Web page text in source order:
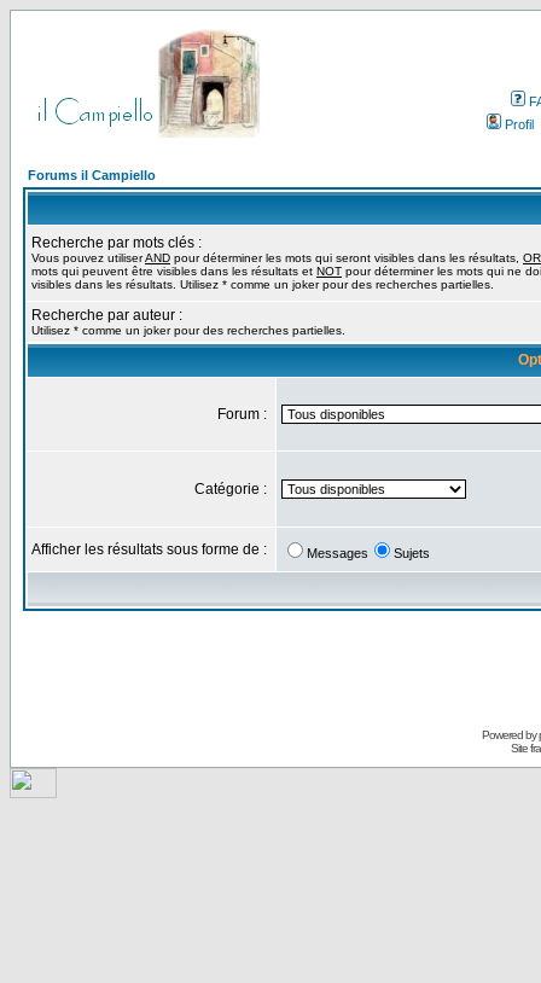
Profil
Forums il Campiello
Recherche par mots clés :
Vous pouvez utiliserAND pour déterminer les mots qui seront visibles dans les résultats, OR
mots qui peuvent être visibles dans les résultats et NOT pour déterminer les mots qui ne
visibles dans les résultats. Utilisez * comme un joker pour des recherches partielles.
Recherche par auteur :
Utilisez * comme un joker pour des recherches partielles.
Forum :
Catégorie :
Afficher les résultats sous forme de : Messages Sujets
Powered by
Site